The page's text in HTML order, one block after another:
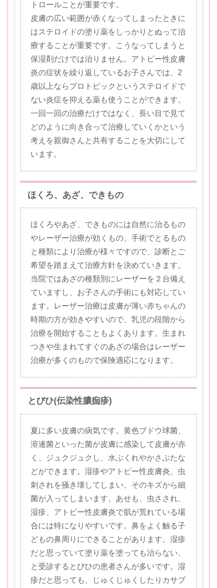
トロールことが重要です。
皮膚の広い範囲が赤くなってしまったときに
はステロイドの塗り薬をしっかりとぬって治
療することが重要です。こうなってしまうと
保湿剤だけでは治りません。アトピー性皮膚
炎の症状を繰り返しているお子さんでは、2
歳以上ならプロトピックというステロイドで
ない炎症を抑える薬も使うことができます。
一回一回の治療だけではなく、長い目で見て
どのように向き合って治療していくかという
考えを親御さんと共有することを大切にして
います。
ほくろ、あざ、できもの
ほくろやあざ、できものには自然に治るもの
やレーザー治療が効くもの、手術でとるもの
と種類により治療が様々ですので、診断とご
希望を踏まえて治療方針を決めていきます。
当院ではあざの種類別にレーザーを２台備え
ていますし、お子さんの手術にも対応してい
ます。レーザー治療は皮膚が薄い赤ちゃんの
時期の方が効きやすいので、乳児の段階から
治療を開始することもよくあります。生まれ
つきや生まれてすぐのあざの場合はレーザー
治療が多くのもので保険適応になります。
とびひ(伝染性膿痂疹)
夏に多い皮膚の病気です。黄色ブドウ球菌、
溶連菌といった菌が皮膚に感染して皮膚が赤
く、ジュクジュクし、水ぶくれやかさぶたな
どができます。湿疹やアトピー性皮膚炎、虫
刺されを掻き壊してしまい、そのキズから細
菌が入ってしまいます。あせも、虫さされ、
湿疹、アトピー性皮膚炎で肌が荒れている場
合には特になりやすいです。鼻をよく触る子
どもの鼻周りにできることがあります。湿疹
だと思っていて塗り薬を塗っても治らない、
と受診するとびひの患者さんが多いです。湿
疹だと思っても、じゅくじゅくしたりカサブ